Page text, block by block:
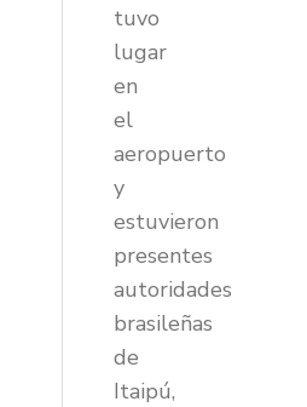
tuvo
lugar
en
el
aeropuerto
y
estuvieron
presentes
autoridades
brasileñas
de
Itaipú,